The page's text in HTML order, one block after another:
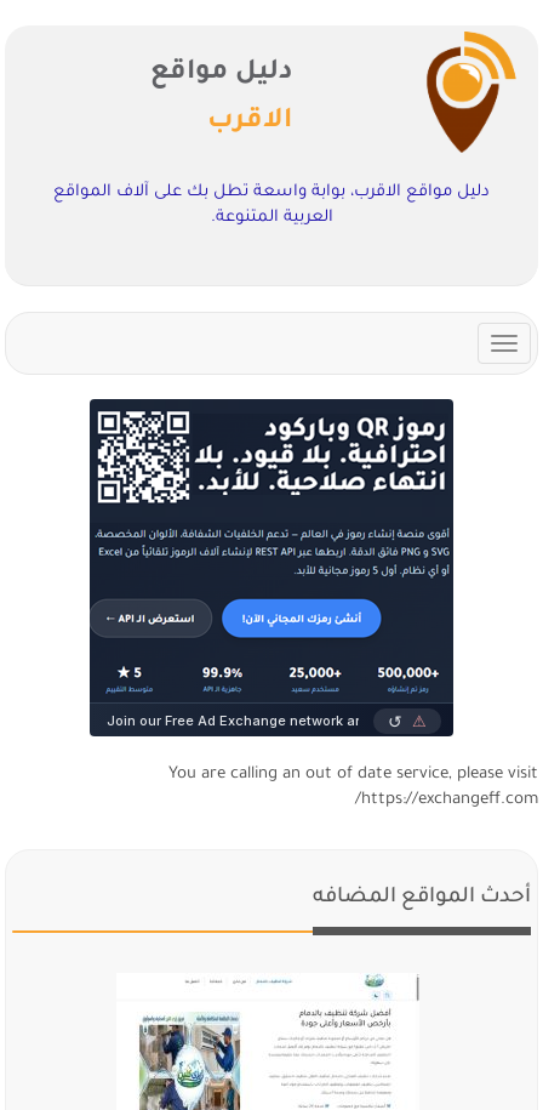
دليل مواقع
الاقرب
دليل مواقع الاقرب، بوابة واسعة تطل بك على آلاف المواقع
العربية المتنوعة.
Toggle
navigation
You are calling an out of date service, please visit
https://exchangeff.com/
أحدث المواقع المضافه